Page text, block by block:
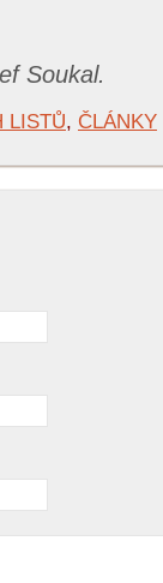
Soukal.
LISTŮ, ČLÁNKY